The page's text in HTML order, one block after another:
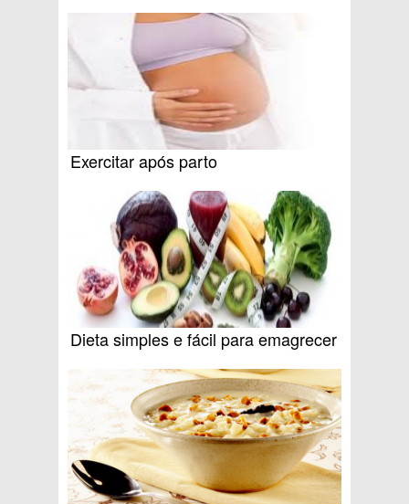
Exercitar após parto
Dieta simples e fácil para emagrecer